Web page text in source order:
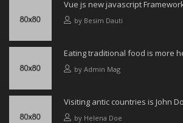
Vue js new javascript
by Besim Dauti
Eating traditional food is more
by Admin Mag
Visiting antic countries is John
by Helena Doe